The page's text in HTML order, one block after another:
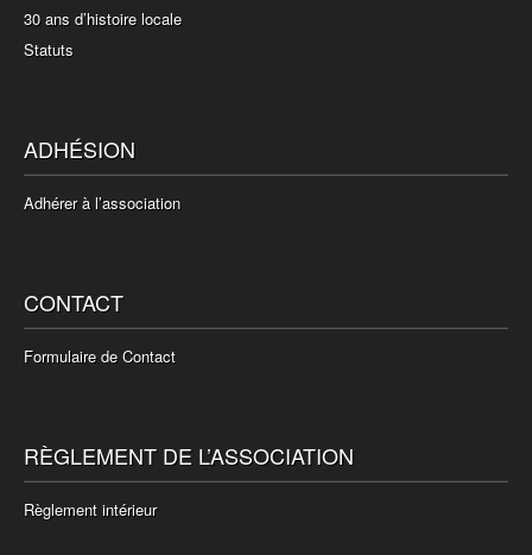
30 ans d’histoire locale
Statuts
ADHÉSION
Adhérer à l’association
CONTACT
Formulaire de Contact
RÈGLEMENT DE L’ASSOCIATION
Règlement intérieur